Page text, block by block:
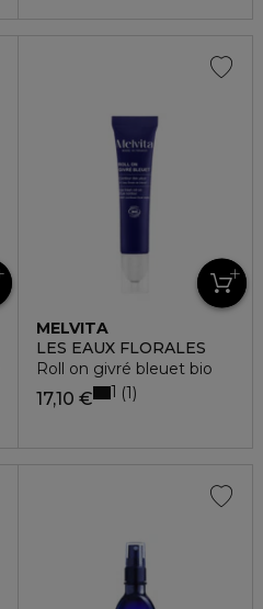
MELVITA
LES EAUX FLORALES
Roll on givré bleuet bio
17,10 € 1 1